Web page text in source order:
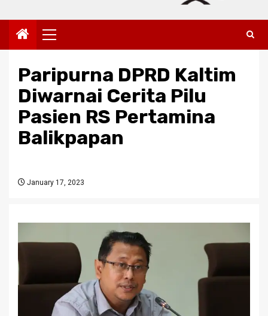
Primary
Menu
Paripurna DPRD Kaltim
Diwarnai Cerita Pilu
Pasien RS Pertamina
Balikpapan
January 17, 2023